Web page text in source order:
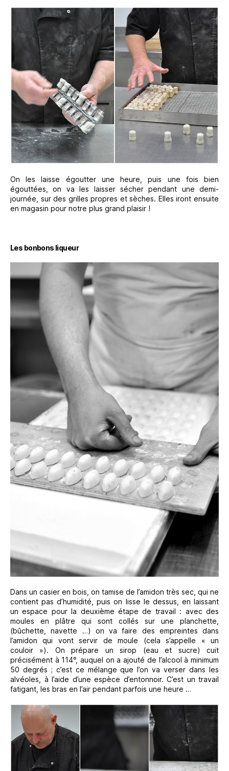
On les laisse égoutter une heure, puis une fois bien
égouttées, on va les laisser sécher pendant une demi-
journée, sur des grilles propres et sèches. Elles iront ensuite
en magasin pour notre plus grand plaisir !
Les bonbons liqueur
Dans un casier en bois, on tamise de l’amidon très sec, qui ne
contient pas d’humidité, puis on lisse le dessus, en laissant
un espace pour la deuxième étape de travail : avec des
moules en plâtre qui sont collés sur une planchette,
(bûchette, navette …) on va faire des empreintes dans
l’amidon qui vont servir de moule (cela s’appelle « un
couloir »). On prépare un sirop (eau et sucre) cuit
précisément à 114°, auquel on a ajouté de l’alcool à minimum
50 degrés ; c’est ce mélange que l’on va verser dans les
alvéoles, à l’aide d’une espèce d’entonnoir. C’est un travail
fatigant, les bras en l’air pendant parfois une heure …